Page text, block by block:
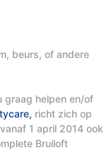
beurs, of andere
graag helpen en/of
richt zich op
1 april 2014 ook
Bruiloft